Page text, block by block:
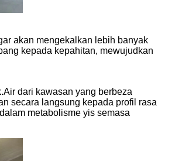
akan mengekalkan lebih banyak
kepada kepahitan, mewujudkan
dari kawasan yang berbeza
secara langsung kepada profil rasa
metabolisme yis semasa